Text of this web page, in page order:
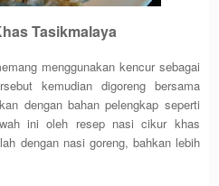
Tasikmalaya
menggunakan kencur sebagai
kemudian digoreng bersama
dengan bahan pelengkap seperti
ini oleh resep nasi cikur khas
dengan nasi goreng, bahkan lebih